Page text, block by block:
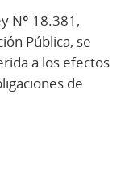
Nº 18.381,
Pública, se
a los efectos
de